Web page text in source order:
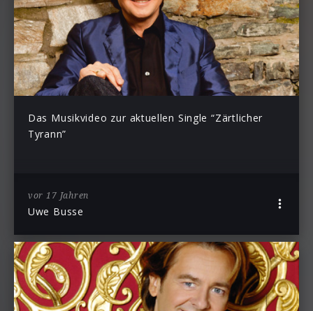
Das Musikvideo zur aktuellen Single “Zärtlicher
Tyrann”
vor 17 Jahren
Uwe Busse